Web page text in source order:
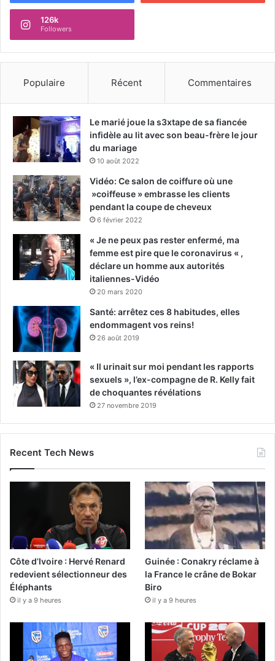
126k
Followers
Populaire Récent Commentaires
Le marié joue la s3xtape de sa fiancée
infidèle au lit avec son beau-frère le jour
du mariage
10 août 2022
Vidéo: Ce salon de coiffure où une
»coiffeuse » embrasse les clients
pendant la coupe de cheveux
6 février 2022
« Je ne peux pas rester enfermé, ma
femme est pire que le coronavirus « ,
déclare un homme aux autorités
italiennes-Vidéo
20 mars 2020
Santé: arrêtez ces 8 habitudes, elles
endommagent vos reins!
26 août 2019
« Il urinait sur moi pendant les rapports
sexuels », l’ex-compagne de R. Kelly fait
de choquantes révélations
27 novembre 2019
Recent Tech News
Côte d’Ivoire : Hervé Renard
redevient sélectionneur des
Éléphants
il y a 9 heures
Guinée : Conakry réclame à
la France le crâne de Bokar
Biro
il y a 9 heures